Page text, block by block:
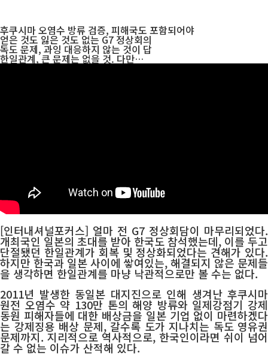
후쿠시마 오염수 방류 검증, 피해국도 포함되어야
얻은 것도 잃은 것도 없는 G7 정상회의
독도 문제, 과잉 대응하지 않는 것이 답
한일관계, 큰 문제는 없을 것. 다만…
[인터내셔널포커스] 얼마 전 G7 정상회담이 마무리되었다.
개최국인 일본의 초대를 받아 한국도 참석했는데, 이를 두고
단절됐던 한일관계가 회복 및 정상화되었다는 견해가 있다.
하지만 한국과 일본 사이에 쌓여있는, 해결되지 않은 문제들
을 생각하면 한일관계를 마냥 낙관적으로만 볼 수는 없다.
2011년 발생한 동일본 대지진으로 인해 생겨난 후쿠시마
원전 오염수 약 130만 톤의 해양 방류와 일제강점기 강제
동원 피해자들에 대한 배상금을 일본 기업 없이 마련하겠다
는 강제징용 배상 문제, 갈수록 도가 지나치는 독도 영유권
문제까지. 지리적으로 역사적으로, 한국인이라면 쉬이 넘어
갈 수 없는 이슈가 산적해 있다.